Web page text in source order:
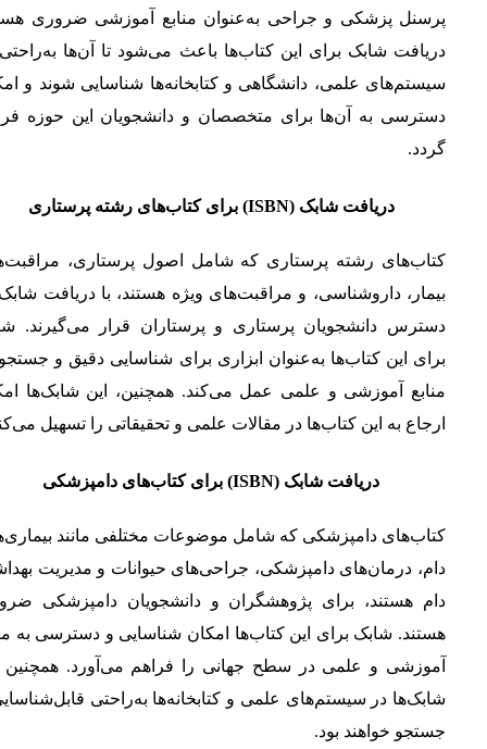
پرسنل پزشکی و جراحی به‌عنوان منابع آموزشی ضروری
دریافت شابک برای این کتاب‌ها باعث می‌شود تا آن‌ها
سیستم‌های علمی، دانشگاهی و کتابخانه‌ها شناسایی شوند و
دسترسی به آن‌ها برای متخصصان و دانشجویان این حوزه
گردد.
دریافت شابک (ISBN) برای کتاب‌های رشته پرستاری
کتاب‌های رشته پرستاری که شامل اصول پرستاری،
بیمار، داروشناسی، و مراقبت‌های ویژه هستند، با دریافت
دسترس دانشجویان پرستاری و پرستاران قرار می‌گیرند.
برای این کتاب‌ها به‌عنوان ابزاری برای شناسایی دقیق و
منابع آموزشی و علمی عمل می‌کند. همچنین، این شابک‌ها
ارجاع به این کتاب‌ها در مقالات علمی و تحقیقاتی را تسهیل
دریافت شابک (ISBN) برای کتاب‌های دامپزشکی
کتاب‌های دامپزشکی که شامل موضوعات مختلفی مانند
دام، درمان‌های دامپزشکی، جراحی‌های حیوانات و مدیریت
دام هستند، برای پژوهشگران و دانشجویان دامپزشکی
هستند. شابک برای این کتاب‌ها امکان شناسایی و دسترسی به
آموزشی و علمی در سطح جهانی را فراهم می‌آورد. همچنین
شابک‌ها در سیستم‌های علمی و کتابخانه‌ها به‌راحتی
جستجو خواهند بود.